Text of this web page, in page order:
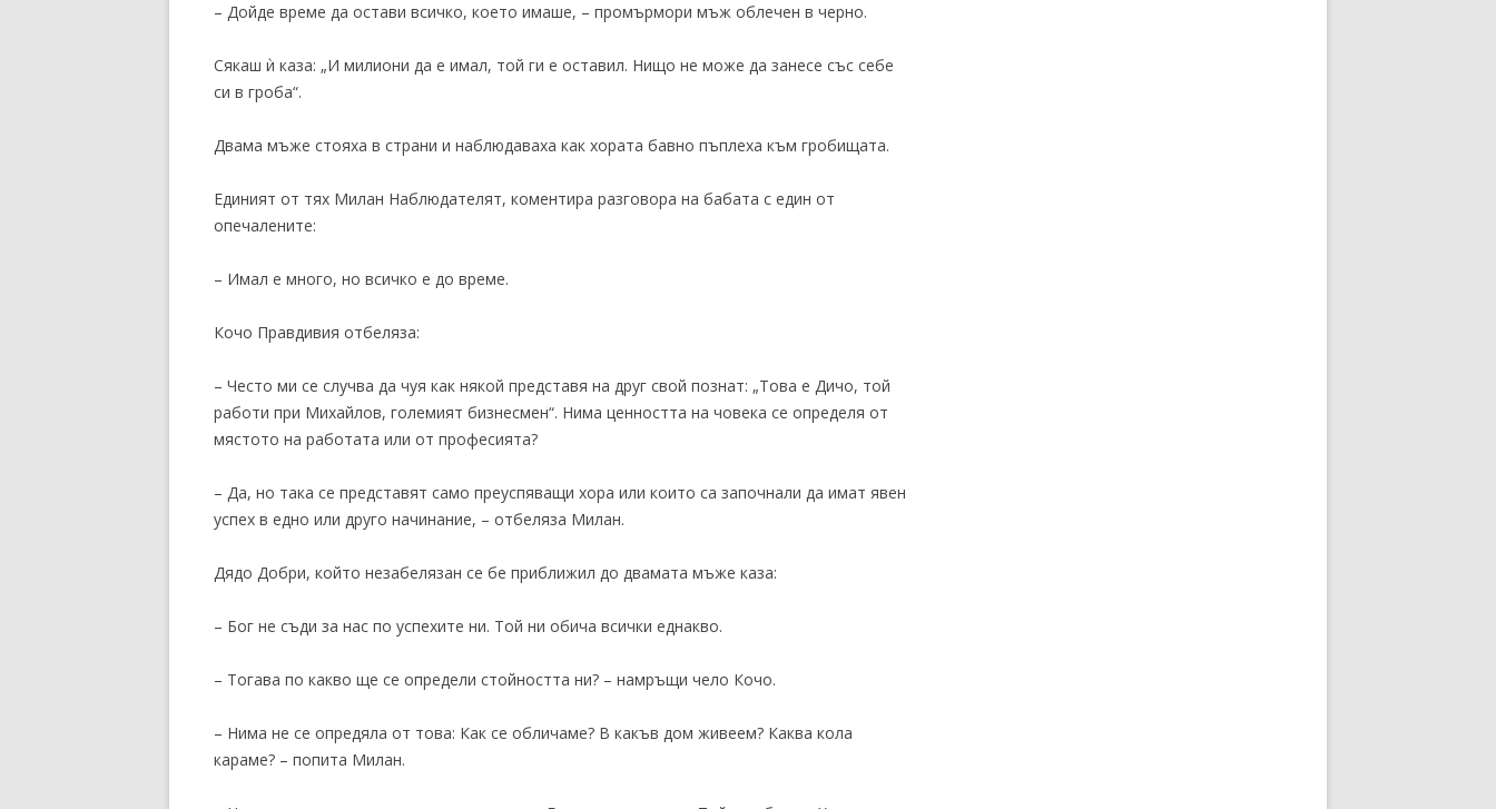
– Дойде време да остави всичко, което имаше, – промърмори мъж облечен в черно.
Сякаш ѝ каза: „И милиони да е имал, той ги е оставил. Нищо не може да занесе със себе
си в гроба“.
Двама мъже стояха в страни и наблюдаваха как хората бавно пъплеха към гробищата.
Единият от тях Милан Наблюдателят, коментира разговора на бабата с един от
опечалените:
– Имал е много, но всичко е до време.
Кочо Правдивия отбеляза:
– Често ми се случва да чуя как някой представя на друг свой познат: „Това е Дичо, той
работи при Михайлов, големият бизнесмен“. Нима ценността на човека се определя от
мястото на работата или от професията?
– Да, но така се представят само преуспяващи хора или които са започнали да имат явен
успех в едно или друго начинание, – отбеляза Милан.
Дядо Добри, който незабелязан се бе приближил до двамата мъже каза:
– Бог не съди за нас по успехите ни. Той ни обича всички еднакво.
– Тогава по какво ще се определи стойността ни? – намръщи чело Кочо.
– Нима не се опредяла от това: Как се обличаме? В какъв дом живеем? Каква кола
караме? – попита Милан.